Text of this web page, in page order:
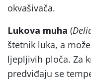
okvašivača.
Lukova muha (
štetnik luka, a
ljepljivih ploča. Za
predviđaju se